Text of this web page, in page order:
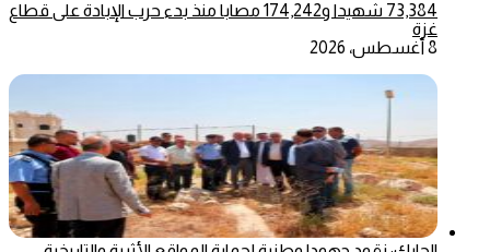
73,384 شهيدا و174,242 مصابا منذ بدء حرب الإبادة على قطاع
غزة
8 أغسطس، 2026